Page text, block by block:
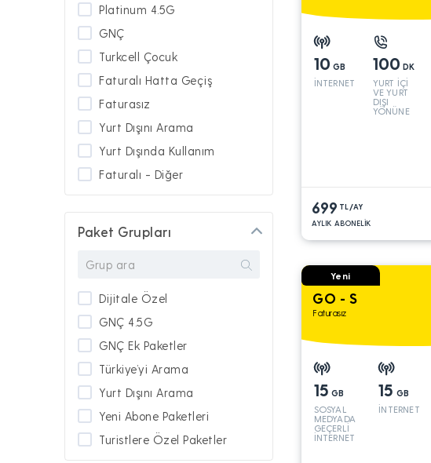
10 GB
İNTERNET
100 DK
YURT İÇİ
VE YURT
DIŞI
YÖNÜNE
699 TL/AY
AYLIK ABONELİK
Yeni
GO - S
Faturasız
15 GB
SOSYAL
MEDYADA
GEÇERLİ
İNTERNET
15 GB
İNTERNET
Platinum 4.5G
GNÇ
Turkcell Çocuk
Faturalı Hatta Geçiş
Faturasız
Yurt Dışını Arama
Yurt Dışında Kullanım
Faturalı - Diğer
Paket Grupları
Dijitale Özel
GNÇ 4.5G
GNÇ Ek Paketler
Türkiye’yi Arama
Yurt Dışını Arama
Yeni Abone Paketleri
Turistlere Özel Paketler